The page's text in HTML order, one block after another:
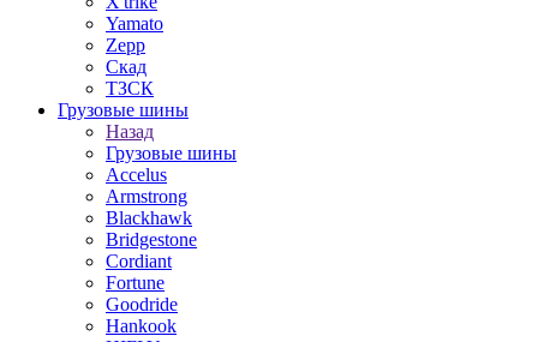
Yamato
Zepp
Скад
ТЗСК
Грузовые шины
Назад
Грузовые шины
Accelus
Armstrong
Blackhawk
Bridgestone
Cordiant
Fortune
Goodride
Hankook